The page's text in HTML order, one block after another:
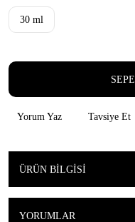
30 ml
Yorum Yaz Tavsiye Et
ÜRÜN BILGISI
YORUMLAR